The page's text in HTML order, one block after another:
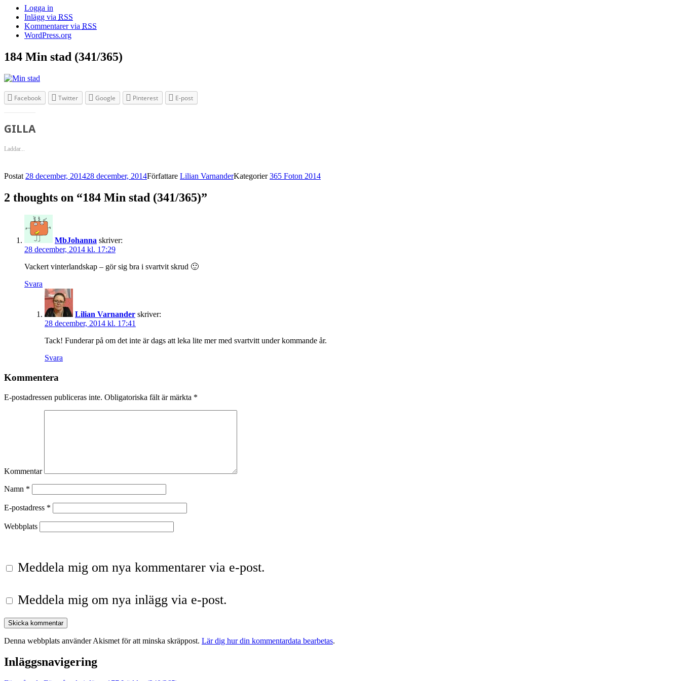
Logga in
Inlägg via RSS
Kommentarer via RSS
WordPress.org
184 Min stad (341/365)
Facebook Twitter Google Pinterest E-post
GILLA
Laddar...
Postat28 december, 201428 december, 2014Författare Lilian VarnanderKategorier365 Foton 2014
2 thoughts on “184 Min stad (341/365)”
MbJohanna skriver:
28 december, 2014 kl. 17:29
Vackert vinterlandskap – gör sig bra i svartvit skrud 🙂
Svara
Lilian Varnander skriver:
28 december, 2014 kl. 17:41
Tack! Funderar på om det inte är dags att leka lite mer med svartvitt under kommande år.
Svara
Kommentera
E-postadressen publiceras inte. Obligatoriska fält är märkta *
Kommentar
Namn *
E-postadress *
Webbplats
Meddela mig om nya kommentarer via e-post.
Meddela mig om nya inlägg via e-post.
Denna webbplats använder Akismet för att minska skräppost. Lär dig hur din kommentardata bearbetas.
Inläggsnavigering